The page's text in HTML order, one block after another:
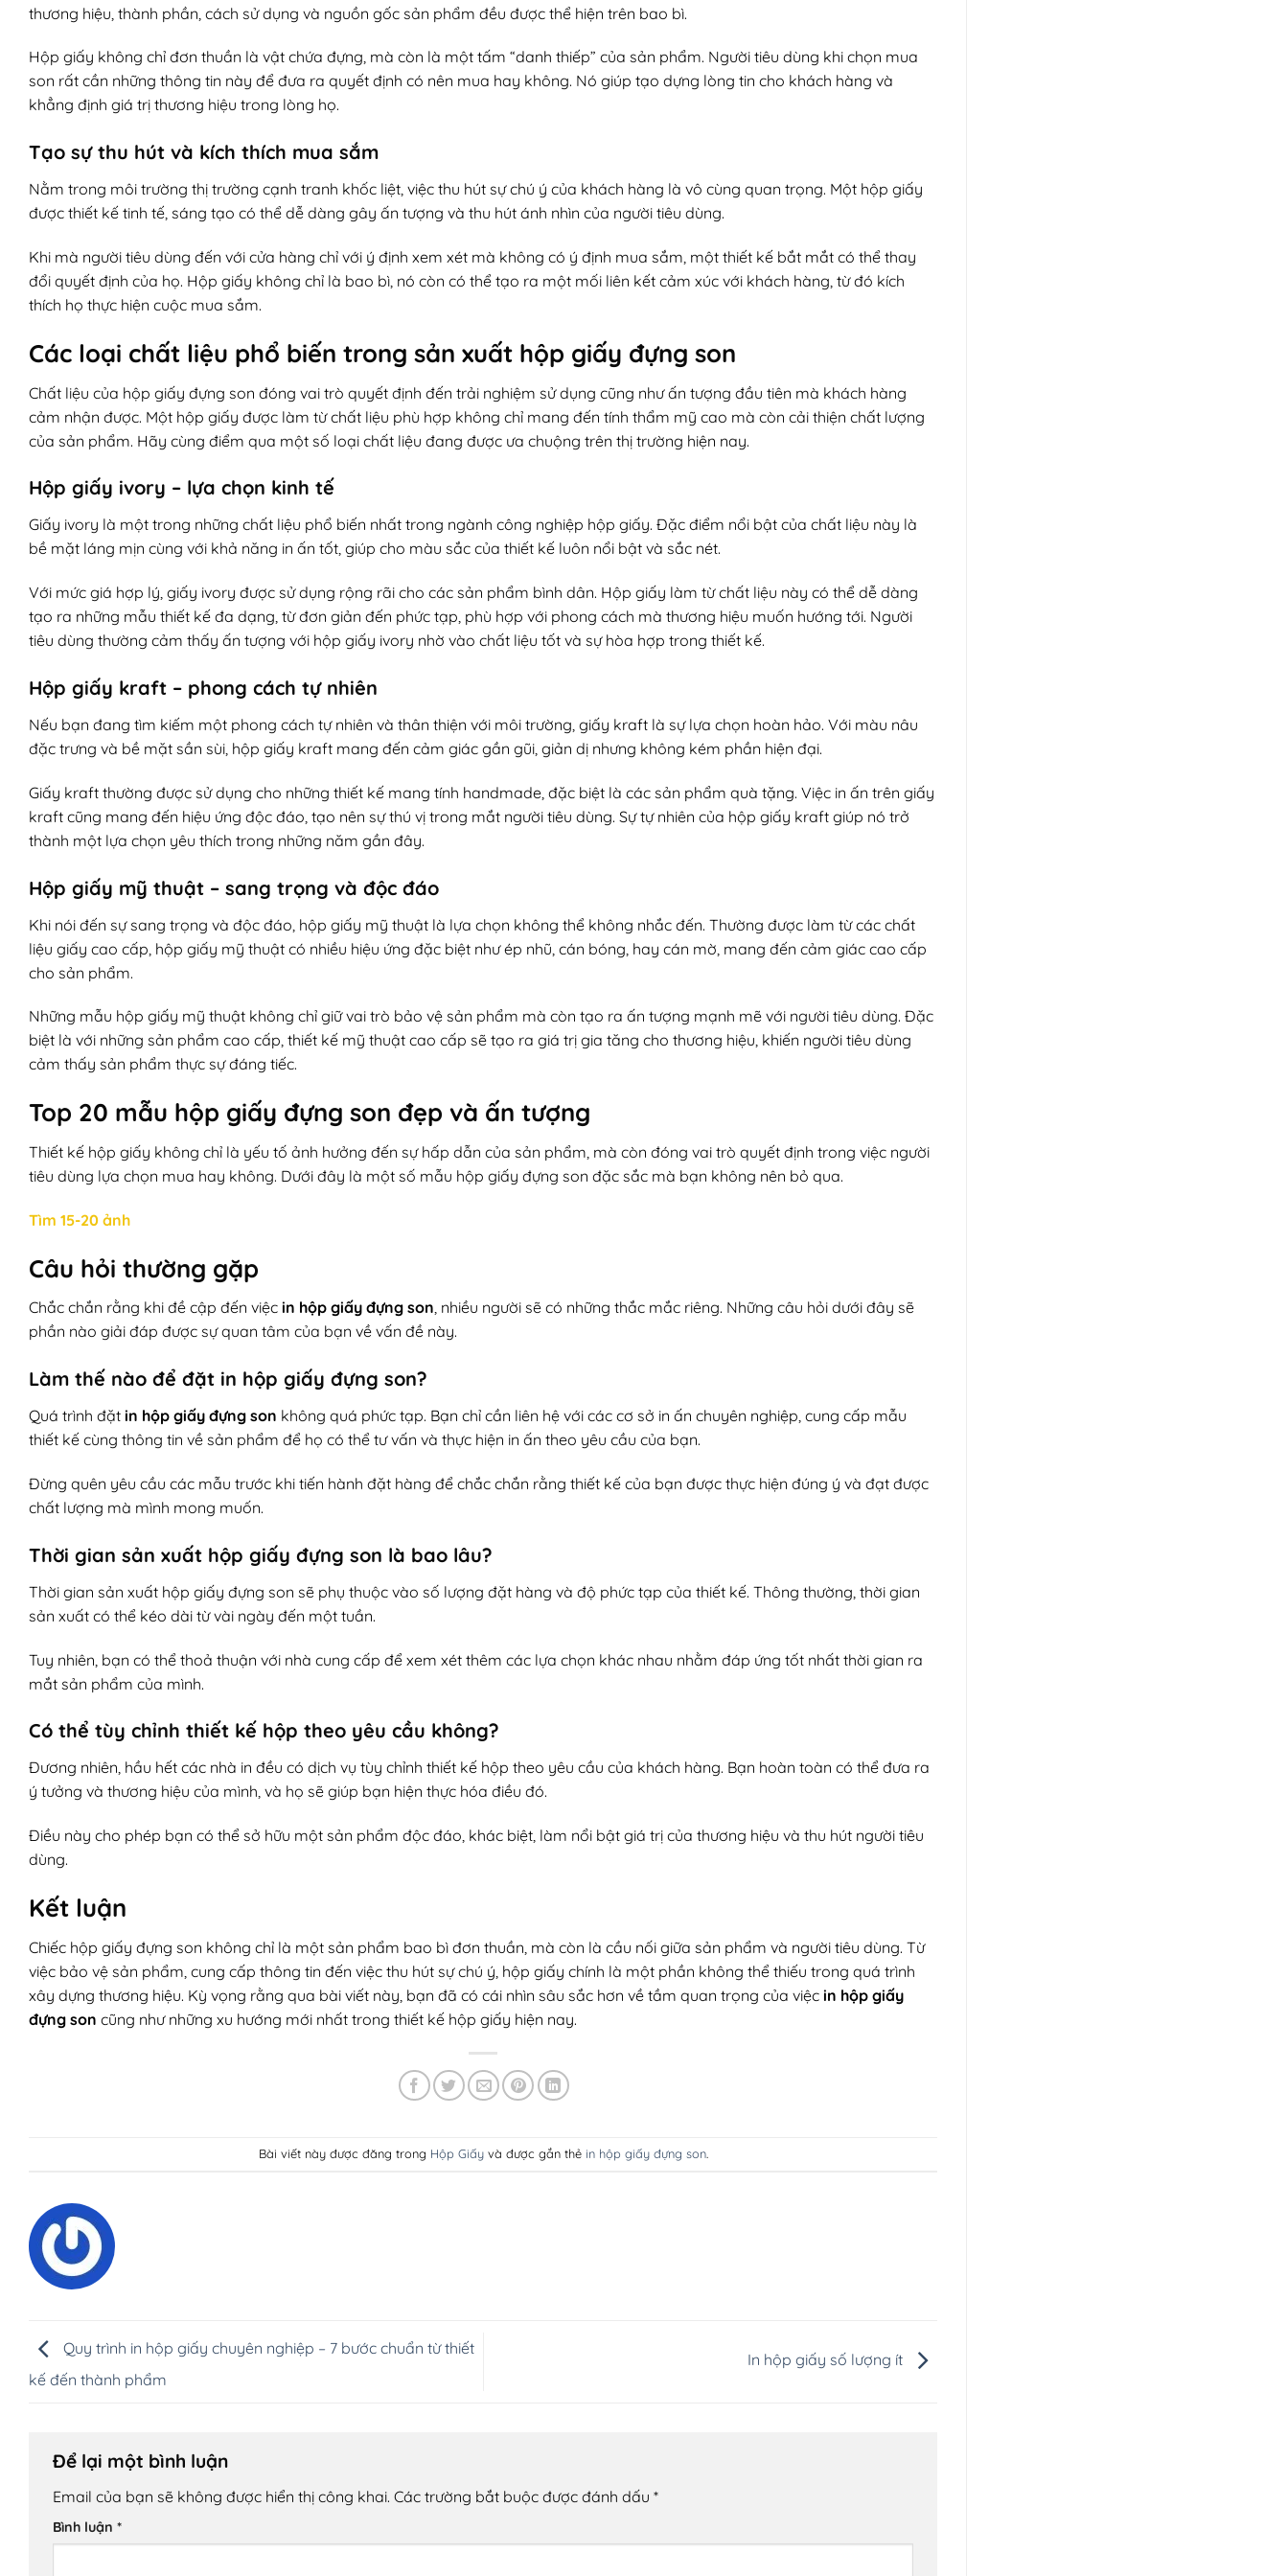
thương hiệu, thành phần, cách sử dụng và nguồn gốc sản phẩm đều được thể hiện trên bao bì.
Hộp giấy không chỉ đơn thuần là vật chứa đựng, mà còn là một tấm “danh thiếp” của sản phẩm. Người tiêu dùng khi chọn mua
son rất cần những thông tin này để đưa ra quyết định có nên mua hay không. Nó giúp tạo dựng lòng tin cho khách hàng và
khẳng định giá trị thương hiệu trong lòng họ.
Tạo sự thu hút và kích thích mua sắm
Nằm trong môi trường thị trường cạnh tranh khốc liệt, việc thu hút sự chú ý của khách hàng là vô cùng quan trọng. Một hộp giấy
được thiết kế tinh tế, sáng tạo có thể dễ dàng gây ấn tượng và thu hút ánh nhìn của người tiêu dùng.
Khi mà người tiêu dùng đến với cửa hàng chỉ với ý định xem xét mà không có ý định mua sắm, một thiết kế bắt mắt có thể thay
đổi quyết định của họ. Hộp giấy không chỉ là bao bì, nó còn có thể tạo ra một mối liên kết cảm xúc với khách hàng, từ đó kích
thích họ thực hiện cuộc mua sắm.
Các loại chất liệu phổ biến trong sản xuất hộp giấy đựng son
Chất liệu của hộp giấy đựng son đóng vai trò quyết định đến trải nghiệm sử dụng cũng như ấn tượng đầu tiên mà khách hàng
cảm nhận được. Một hộp giấy được làm từ chất liệu phù hợp không chỉ mang đến tính thẩm mỹ cao mà còn cải thiện chất lượng
của sản phẩm. Hãy cùng điểm qua một số loại chất liệu đang được ưa chuộng trên thị trường hiện nay.
Hộp giấy ivory – lựa chọn kinh tế
Giấy ivory là một trong những chất liệu phổ biến nhất trong ngành công nghiệp hộp giấy. Đặc điểm nổi bật của chất liệu này là
bề mặt láng mịn cùng với khả năng in ấn tốt, giúp cho màu sắc của thiết kế luôn nổi bật và sắc nét.
Với mức giá hợp lý, giấy ivory được sử dụng rộng rãi cho các sản phẩm bình dân. Hộp giấy làm từ chất liệu này có thể dễ dàng
tạo ra những mẫu thiết kế đa dạng, từ đơn giản đến phức tạp, phù hợp với phong cách mà thương hiệu muốn hướng tới. Người
tiêu dùng thường cảm thấy ấn tượng với hộp giấy ivory nhờ vào chất liệu tốt và sự hòa hợp trong thiết kế.
Hộp giấy kraft – phong cách tự nhiên
Nếu bạn đang tìm kiếm một phong cách tự nhiên và thân thiện với môi trường, giấy kraft là sự lựa chọn hoàn hảo. Với màu nâu
đặc trưng và bề mặt sần sùi, hộp giấy kraft mang đến cảm giác gần gũi, giản dị nhưng không kém phần hiện đại.
Giấy kraft thường được sử dụng cho những thiết kế mang tính handmade, đặc biệt là các sản phẩm quà tặng. Việc in ấn trên giấy
kraft cũng mang đến hiệu ứng độc đáo, tạo nên sự thú vị trong mắt người tiêu dùng. Sự tự nhiên của hộp giấy kraft giúp nó trở
thành một lựa chọn yêu thích trong những năm gần đây.
Hộp giấy mỹ thuật – sang trọng và độc đáo
Khi nói đến sự sang trọng và độc đáo, hộp giấy mỹ thuật là lựa chọn không thể không nhắc đến. Thường được làm từ các chất
liệu giấy cao cấp, hộp giấy mỹ thuật có nhiều hiệu ứng đặc biệt như ép nhũ, cán bóng, hay cán mờ, mang đến cảm giác cao cấp
cho sản phẩm.
Những mẫu hộp giấy mỹ thuật không chỉ giữ vai trò bảo vệ sản phẩm mà còn tạo ra ấn tượng mạnh mẽ với người tiêu dùng. Đặc
biệt là với những sản phẩm cao cấp, thiết kế mỹ thuật cao cấp sẽ tạo ra giá trị gia tăng cho thương hiệu, khiến người tiêu dùng
cảm thấy sản phẩm thực sự đáng tiếc.
Top 20 mẫu hộp giấy đựng son đẹp và ấn tượng
Thiết kế hộp giấy không chỉ là yếu tố ảnh hưởng đến sự hấp dẫn của sản phẩm, mà còn đóng vai trò quyết định trong việc người
tiêu dùng lựa chọn mua hay không. Dưới đây là một số mẫu hộp giấy đựng son đặc sắc mà bạn không nên bỏ qua.
Tìm 15-20 ảnh
Câu hỏi thường gặp
Chắc chắn rằng khi đề cập đến việc in hộp giấy đựng son, nhiều người sẽ có những thắc mắc riêng. Những câu hỏi dưới đây sẽ
phần nào giải đáp được sự quan tâm của bạn về vấn đề này.
Làm thế nào để đặt in hộp giấy đựng son?
Quá trình đặt in hộp giấy đựng son không quá phức tạp. Bạn chỉ cần liên hệ với các cơ sở in ấn chuyên nghiệp, cung cấp mẫu
thiết kế cùng thông tin về sản phẩm để họ có thể tư vấn và thực hiện in ấn theo yêu cầu của bạn.
Đừng quên yêu cầu các mẫu trước khi tiến hành đặt hàng để chắc chắn rằng thiết kế của bạn được thực hiện đúng ý và đạt được
chất lượng mà mình mong muốn.
Thời gian sản xuất hộp giấy đựng son là bao lâu?
Thời gian sản xuất hộp giấy đựng son sẽ phụ thuộc vào số lượng đặt hàng và độ phức tạp của thiết kế. Thông thường, thời gian
sản xuất có thể kéo dài từ vài ngày đến một tuần.
Tuy nhiên, bạn có thể thoả thuận với nhà cung cấp để xem xét thêm các lựa chọn khác nhau nhằm đáp ứng tốt nhất thời gian ra
mắt sản phẩm của mình.
Có thể tùy chỉnh thiết kế hộp theo yêu cầu không?
Đương nhiên, hầu hết các nhà in đều có dịch vụ tùy chỉnh thiết kế hộp theo yêu cầu của khách hàng. Bạn hoàn toàn có thể đưa ra
ý tưởng và thương hiệu của mình, và họ sẽ giúp bạn hiện thực hóa điều đó.
Điều này cho phép bạn có thể sở hữu một sản phẩm độc đáo, khác biệt, làm nổi bật giá trị của thương hiệu và thu hút người tiêu
dùng.
Kết luận
Chiếc hộp giấy đựng son không chỉ là một sản phẩm bao bì đơn thuần, mà còn là cầu nối giữa sản phẩm và người tiêu dùng. Từ
việc bảo vệ sản phẩm, cung cấp thông tin đến việc thu hút sự chú ý, hộp giấy chính là một phần không thể thiếu trong quá trình
xây dựng thương hiệu. Kỳ vọng rằng qua bài viết này, bạn đã có cái nhìn sâu sắc hơn về tầm quan trọng của việc in hộp giấy
đựng son cũng như những xu hướng mới nhất trong thiết kế hộp giấy hiện nay.
Bài viết này được đăng trong Hộp Giấyvà được gắn thẻ in hộp giấy đựng son.
Quy trình in hộp giấy chuyên nghiệp – 7 bước chuẩn từ thiết
kế đến thành phẩm
In hộp giấy số lượng ít
Để lại một bình luận
Email của bạn sẽ không được hiển thị công khai. Các trường bắt buộc được đánh dấu *
Bình luận *